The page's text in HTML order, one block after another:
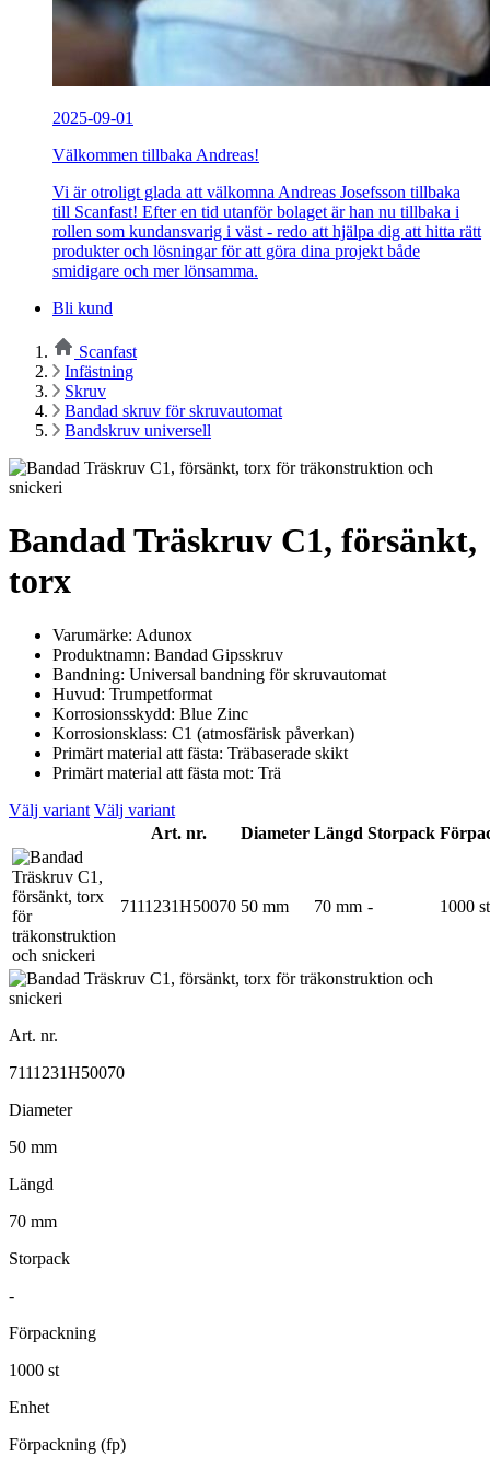
2025-09-01
Välkommen tillbaka Andreas!
Vi är otroligt glada att välkomna Andreas Josefsson tillbaka
till Scanfast! Efter en tid utanför bolaget är han nu tillbaka i
rollen som kundansvarig i väst - redo att hjälpa dig att hitta rätt
produkter och lösningar för att göra dina projekt både
smidigare och mer lönsamma.
Bli kund
Scanfast
Infästning
Skruv
Bandad skruv för skruvautomat
Bandskruv universell
Bandad Träskruv C1, försänkt,
torx
Varumärke: Adunox
Produktnamn: Bandad Gipsskruv
Bandning: Universal bandning för skruvautomat
Huvud: Trumpetformat
Korrosionsskydd: Blue Zinc
Korrosionsklass: C1 (atmosfärisk påverkan)
Primärt material att fästa: Träbaserade skikt
Primärt material att fästa mot: Trä
Välj variant Välj variant
Art. nr.
Diameter Längd Storpack
7111231H50070 50 mm 70 mm - 1000 st
Art. nr.
7111231H50070
Diameter
50 mm
Längd
70 mm
Storpack
-
Förpackning
1000 st
Enhet
Förpackning (fp)